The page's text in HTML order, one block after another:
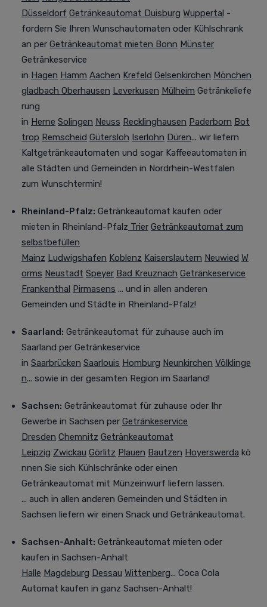
Düsseldorf Getränkeautomat Duisburg Wuppertal -
fordern Sie Ihren Wunschautomaten oder Kühlschrank
an per Getränkeautomat mieten Bonn Münster
Getränkeservice
in Hagen Hamm Aachen Krefeld Gelsenkirchen Mönchen
gladbach Oberhausen Leverkusen Mülheim Getränkeliefe
rung
in Herne Solingen Neuss Recklinghausen Paderborn Bot
trop Remscheid Gütersloh Iserlohn Düren... wir liefern
Kaltgetränkeautomaten und sogar Kaffeeautomaten in
alle Städten und Gemeinden in Nordrhein-Westfalen
zum Wunschtermin!
Rheinland-Pfalz: Getränkeautomat kaufen oder
mieten in Rheinland-Pfalz Trier Getränkeautomat zum
selbstbefüllen
Mainz Ludwigshafen Koblenz Kaiserslautern Neuwied W
orms Neustadt Speyer Bad Kreuznach Getränkeservice
Frankenthal Pirmasens ... und in allen anderen
Gemeinden und Städte in Rheinland-Pfalz!
Saarland: Getränkeautomat für zuhause auch im
Saarland per Getränkeservice
in Saarbrücken Saarlouis Homburg Neunkirchen Völklinge
n... sowie in der gesamten Region im Saarland!
Sachsen: Getränkeautomat für zuhause oder Ihr
Gewerbe in Sachsen per Getränkeservice
Dresden Chemnitz Getränkeautomat
Leipzig Zwickau Görlitz Plauen Bautzen Hoyerswerda kö
nnen Sie sich Kühlschränke oder einen
Getränkeautomat mit Münzeinwurf liefern lassen.
... auch in allen anderen Gemeinden und Städten in
Sachsen liefern wir einen Snack und Getränkeautomat.
Sachsen-Anhalt: Getränkeautomat mieten oder
kaufen in Sachsen-Anhalt
Halle Magdeburg Dessau Wittenberg... Coca Cola
Automat kaufen in ganz Sachsen-Anhalt!